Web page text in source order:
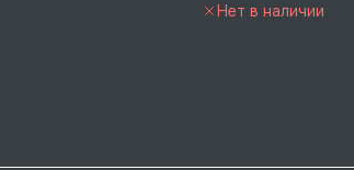
Нет в наличии